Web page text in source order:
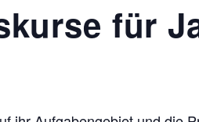
für